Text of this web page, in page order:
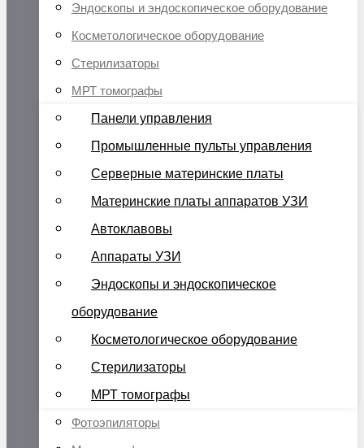
Эндоскопы и эндоскопическое оборудование
Косметологическое оборудование
Стерилизаторы
МРТ томографы
Панели управления
Промышленные пульты управления
Серверные материнские платы
Материнские платы аппаратов УЗИ
Автоклавовы
Аппараты УЗИ
Эндоскопы и эндоскопическое
оборудование
Косметологическое оборудование
Стерилизаторы
МРТ томографы
Фотоэпиляторы